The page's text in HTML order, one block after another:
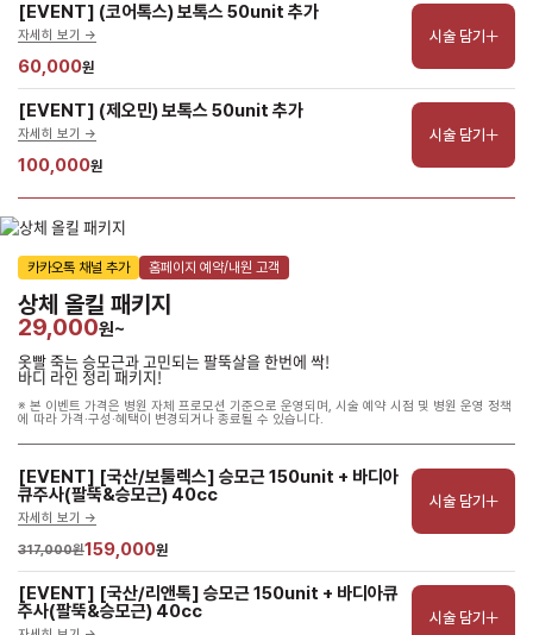
[EVENT] (코어톡스) 보톡스 50unit 추가
자세히 보기 ->
60,000원
시술 담기
[EVENT] (제오민) 보톡스 50unit 추가
자세히 보기 ->
100,000원
시술 담기
카카오톡 채널 추가 홈페이지 예약/내원 고객
상체 올킬 패키지
29,000원~
옷빨 죽는 승모근과 고민되는 팔뚝살을 한번에 싹!
바디 라인 정리 패키지!
※ 본 이벤트 가격은 병원 자체 프로모션 기준으로 운영되며, 시술 예약 시점 및 병원 운영 정책
에 따라 가격·구성·혜택이 변경되거나 종료될 수 있습니다.
[EVENT] [국산/보툴렉스] 승모근 150unit + 바디아
큐주사(팔뚝&승모근) 40cc
자세히 보기 ->
317,000원159,000원
시술 담기
[EVENT] [국산/리앤톡] 승모근 150unit + 바디아큐
주사(팔뚝&승모근) 40cc
시술 담기